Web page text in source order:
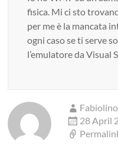
fisica. Mi ci sto
per me è la mancata
ogni caso se ti serve
l’emulatore da Visual
Fabiolino
28 April